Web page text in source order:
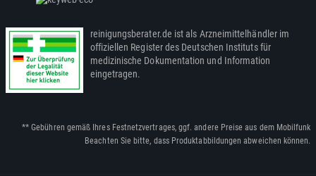
reinigungsberater.de ist als Arzneimittelhändler im
offiziellen Register des Deutschen Instituts für
medizinische Dokumentation und Information
eingetragen.
** Gebühren gemäß Ihres Festnetzvertrages, ggf. andere Preise aus dem Mobilfunk
Beachten Sie bitte, dass Produktabbildungen abweichen können.